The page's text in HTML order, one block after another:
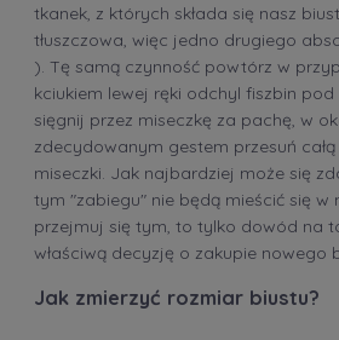
tkanek, z których składa się nasz
tłuszczowa, więc jedno drugiego
). Tę samą czynność powtórz w
kciukiem lewej ręki odchyl fiszbin
sięgnij przez miseczkę za pachę, w
zdecydowanym gestem przesuń
miseczki. Jak najbardziej może się
tym "zabiegu" nie będą mieścić się w
przejmuj się tym, to tylko dowód na
właściwą decyzję o zakupie nowego
Jak zmierzyć rozmiar biustu?